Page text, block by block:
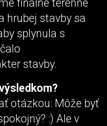
finálne terénne
hrubej stavby sa
splynula s
stavby.
otázkou: Môže byť
:) Ale v